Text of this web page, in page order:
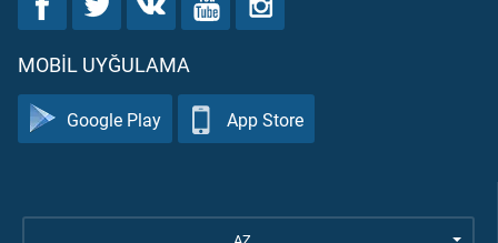
MOBIL UYĞULAMA
Google Play App Store